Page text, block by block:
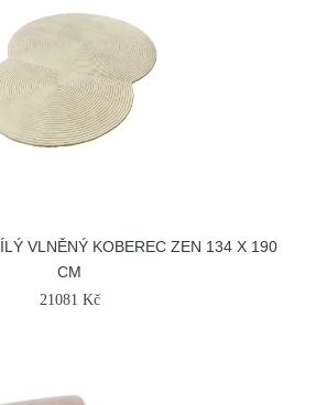
VLNĚNÝ KOBEREC ZEN 134 X 190
CM
21081 Kč